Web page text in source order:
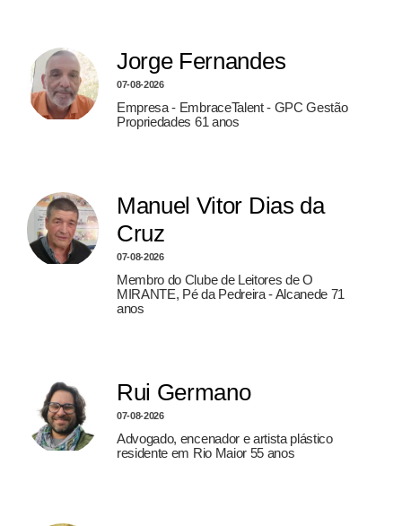
Jorge Fernandes
07-08-2026
Empresa - EmbraceTalent - GPC Gestão
Propriedades 61 anos
Manuel Vitor Dias da
Cruz
07-08-2026
Membro do Clube de Leitores de O
MIRANTE, Pé da Pedreira - Alcanede 71
anos
Rui Germano
07-08-2026
Advogado, encenador e artista plástico
residente em Rio Maior 55 anos